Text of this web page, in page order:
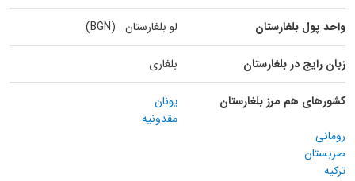
واحد پول بلغارستان لو بلغارستان (BGN)
زبان رایج در بلغارستان بلغاری
کشورهای هم مرز بلغارستان
یونان
مقدونیه
رومانی
صربستان
ترکیه